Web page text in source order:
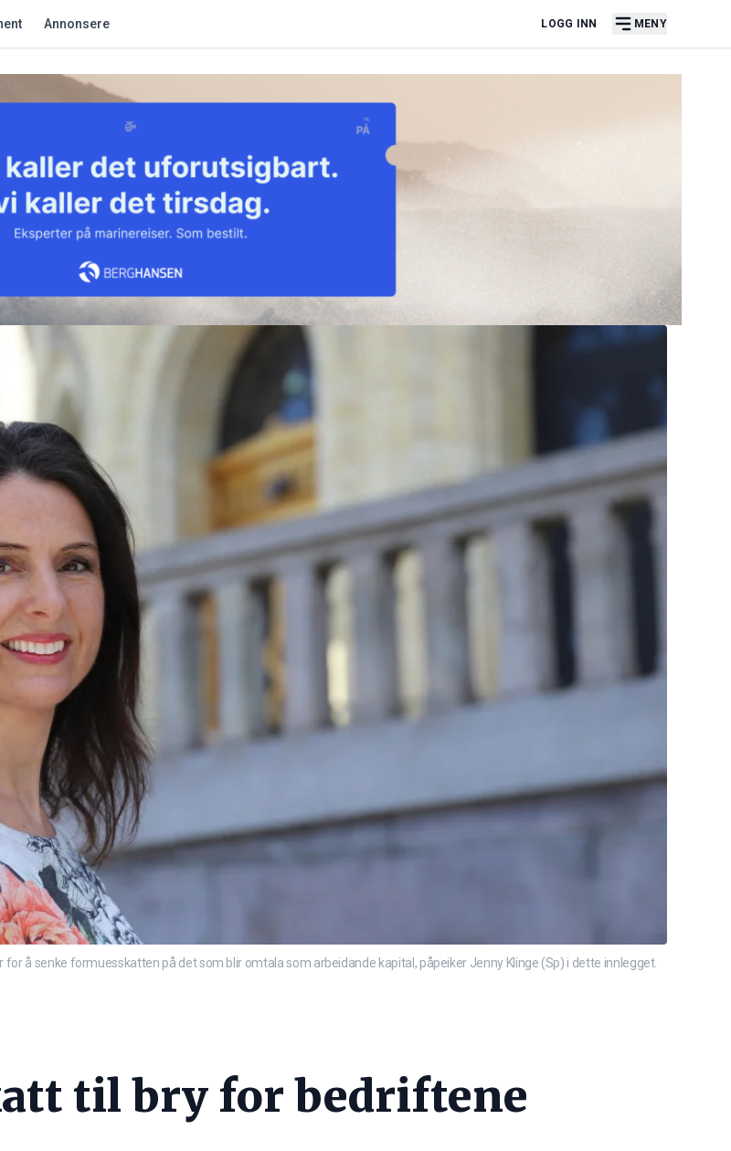
Annonsere LOGG INN MENY
for å senke formuesskatten på det som blir omtala som arbeidande kapital, påpeiker Jenny Klinge (Sp) i dette innlegget.
til bry for bedriftene